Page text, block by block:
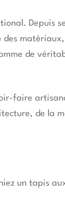
Depuis
matériaux,
de
faire
de la
un tapis